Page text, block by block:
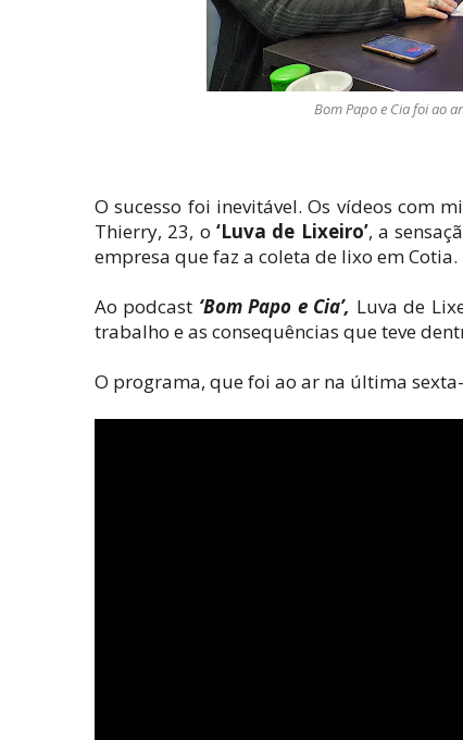
Bom Papo e Cia foi ao
O sucesso foi inevitável. Os vídeos com
Thierry, 23, o‘Luva de Lixeiro’, a
empresa que faz a coleta de lixo em Cotia.
Ao podcast ‘Bom Papo e Cia’, Luva de
trabalho e as consequências que teve
O programa, que foi ao ar na última